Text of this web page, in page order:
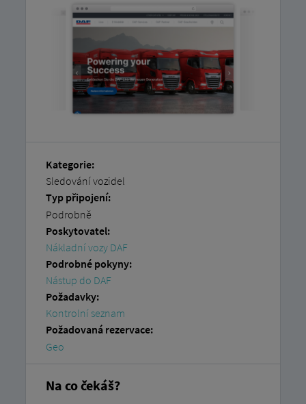
Kategorie:
Sledování vozidel
Typ připojení:
Podrobně
Poskytovatel:
Nákladní vozy DAF
Podrobné pokyny:
Nástup do DAF
Požadavky:
Kontrolní seznam
Požadovaná rezervace:
Geo
Na co čekáš?